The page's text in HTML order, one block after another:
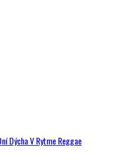
Dýcha V Rytme Reggae